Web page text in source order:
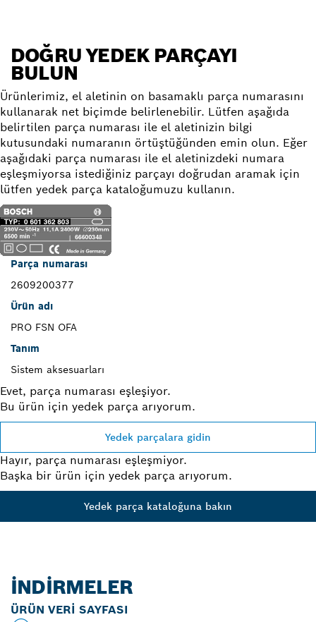
DOĞRU YEDEK PARÇAYI
BULUN
Ürünlerimiz, el aletinin on basamaklı parça numarasını
kullanarak net biçimde belirlenebilir. Lütfen aşağıda
belirtilen parça numarası ile el aletinizin bilgi
kutusundaki numaranın örtüştüğünden emin olun. Eğer
aşağıdaki parça numarası ile el aletinizdeki numara
eşleşmiyorsa istediğiniz parçayı doğrudan aramak için
lütfen yedek parça kataloğumuzu kullanın.
Parça numarası
2609200377
Ürün adı
PRO FSN OFA
Tanım
Sistem aksesuarları
Evet, parça numarası eşleşiyor.
Bu ürün için yedek parça arıyorum.
Yedek parçalara gidin
Hayır, parça numarası eşleşmiyor.
Başka bir ürün için yedek parça arıyorum.
Yedek parça kataloğuna bakın
İNDIRMELER
ÜRÜN VERI SAYFASI